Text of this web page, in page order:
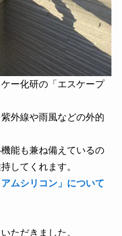
ー化研の「エスケープ
外線や雨風などの外的
能も兼ね備えているの
してくれます。
ムシリコン」について
ただきました。